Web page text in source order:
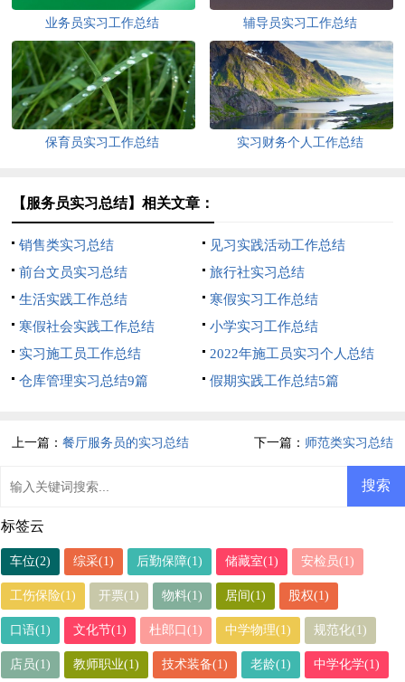
业务员实习工作总结 辅导员实习工作总结
保育员实习工作总结 实习财务个人工作总结
【服务员实习总结】相关文章：
销售类实习总结
见习实践活动工作总结
前台文员实习总结
旅行社实习总结
生活实践工作总结
寒假实习工作总结
寒假社会实践工作总结
小学实习工作总结
实习施工员工作总结
2022年施工员实习个人总结
仓库管理实习总结9篇
假期实践工作总结5篇
上一篇：餐厅服务员的实习总结 下一篇： 师范类实习总结
标签云
车位(2) 综采(1) 后勤保障(1) 储藏室(1) 安检员(1)
工伤保险(1) 开票(1) 物料(1) 居间(1) 股权(1)
口语(1) 文化节(1) 杜郎口(1) 中学物理(1) 规范化(1)
店员(1) 教师职业(1) 技术装备(1) 老龄(1) 中学化学(1)